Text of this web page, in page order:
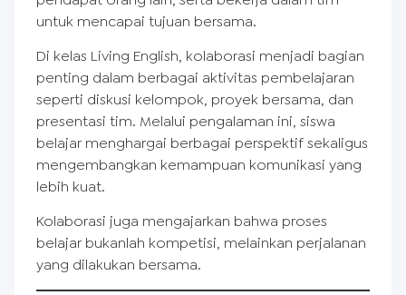
untuk mencapai tujuan bersama.
Di kelas Living English, kolaborasi menjadi bagian
penting dalam berbagai aktivitas pembelajaran
seperti diskusi kelompok, proyek bersama, dan
presentasi tim. Melalui pengalaman ini, siswa
belajar menghargai berbagai perspektif sekaligus
mengembangkan kemampuan komunikasi yang
lebih kuat.
Kolaborasi juga mengajarkan bahwa proses
belajar bukanlah kompetisi, melainkan perjalanan
yang dilakukan bersama.